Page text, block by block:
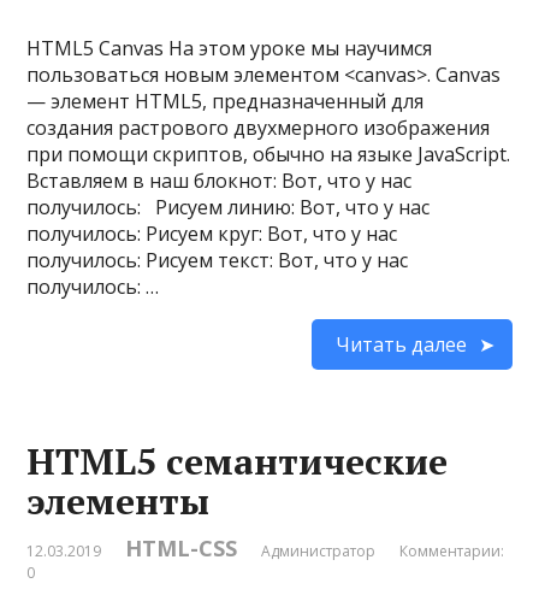
HTML5 Canvas На этом уроке мы научимся
пользоваться новым элементом <canvas>. Canvas
— элемент HTML5, предназначенный для
создания растрового двухмерного изображения
при помощи скриптов, обычно на языке JavaScript.
Вставляем в наш блокнот: Вот, что у нас
получилось: Рисуем линию: Вот, что у нас
получилось: Рисуем круг: Вот, что у нас
получилось: Рисуем текст: Вот, что у нас
получилось: …
Читать далее
HTML5 семантические
элементы
12.03.2019 HTML-CSS Администратор
Комментарии:
0